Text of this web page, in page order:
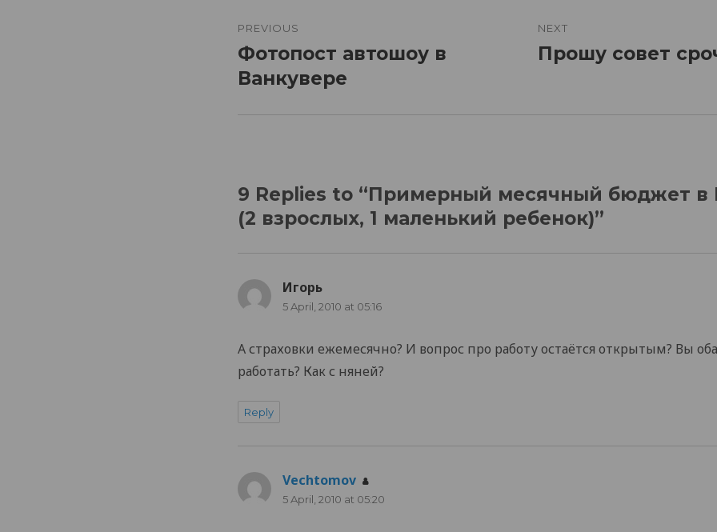
navigation
PREVIOUS
Previous
post:
Фотопост автошоу в
Ванкувере
NEXT
Next
Прошу совет
9 Replies to “Примерный месячный бюджет в
(2 взрослых, 1 маленький ребенок)”
Игорь
5 April, 2010 at 05:16
А страховки ежемесячно? И вопрос про работу остаётся открытым? Вы
работать? Как с няней?
Reply
Vechtomov says:
5 April, 2010 at 05:20